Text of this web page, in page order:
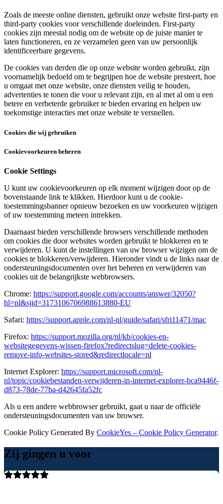
Zoals de meeste online diensten, gebruikt onze website first-party en
third-party cookies voor verschillende doeleinden. First-party
cookies zijn meestal nodig om de website op de juiste manier te
laten functioneren, en ze verzamelen geen van uw persoonlijk
identificeerbare gegevens.
De cookies van derden die op onze website worden gebruikt, zijn
voornamelijk bedoeld om te begrijpen hoe de website presteert, hoe
u omgaat met onze website, onze diensten veilig te houden,
advertenties te tonen die voor u relevant zijn, en al met al om u een
betere en verbeterde gebruiker te bieden ervaring en helpen uw
toekomstige interacties met onze website te versnellen.
Cookies die wij gebruiken
Cookievoorkeuren beheren
Cookie Settings
U kunt uw cookievoorkeuren op elk moment wijzigen door op de
bovenstaande link te klikken. Hierdoor kunt u de cookie-
toestemmingsbanner opnieuw bezoeken en uw voorkeuren wijzigen
of uw toestemming meteen intrekken.
Daarnaast bieden verschillende browsers verschillende methoden
om cookies die door websites worden gebruikt te blokkeren en te
verwijderen. U kunt de instellingen van uw browser wijzigen om de
cookies te blokkeren/verwijderen. Hieronder vindt u de links naar de
ondersteuningsdocumenten over het beheren en verwijderen van
cookies uit de belangrijkste webbrowsers.
Chrome: https://support.google.com/accounts/answer/32050?
hl=nl&sjid=3173106706988613880-EU
Safari: https://support.apple.com/nl-nl/guide/safari/sfri11471/mac
Firefox: https://support.mozilla.org/nl/kb/cookies-en-
websitegegevens-wissen-firefox?redirectslug=delete-cookies-
remove-info-websites-stored&redirectlocale=nl
Internet Explorer: https://support.microsoft.com/nl-
nl/topic/cookiebestanden-verwijderen-in-internet-explorer-bca9446f-
d873-78de-77ba-d42645fa52fc
Als u een andere webbrowser gebruikt, gaat u naar de officiële
ondersteuningsdocumenten van uw browser.
Cookie Policy Generated By CookieYes – Cookie Policy Generator.
Zij gingen u voor